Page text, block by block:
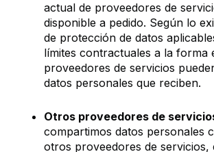
actual de proveedores de
disponible a pedido. Según lo
de protección de datos
límites contractuales a la forma
proveedores de servicios
datos personales que reciben.
Otros proveedores de
compartimos datos personales
otros proveedores de servicios,